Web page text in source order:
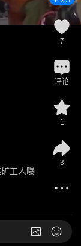
矿工人曝
7
评论
1
3